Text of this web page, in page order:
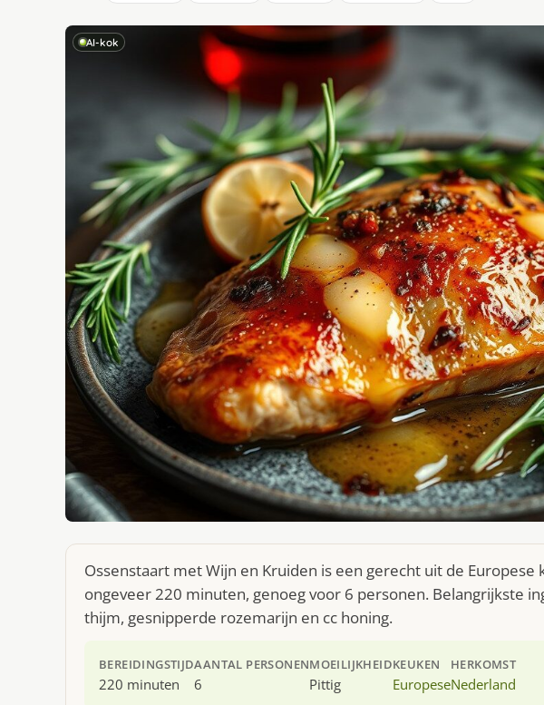
AI-kok
Ossenstaart met Wijn en Kruiden is een gerecht uit de Europese
ongeveer 220 minuten, genoeg voor 6 personen. Belangrijkste
thijm, gesnipperde rozemarijn en cc honing.
BEREIDINGSTIJD
220 minuten
AANTAL PERSONEN
6
MOEILIJKHEID
Pittig
KEUKEN
Europese
HERKOMST
Nederland